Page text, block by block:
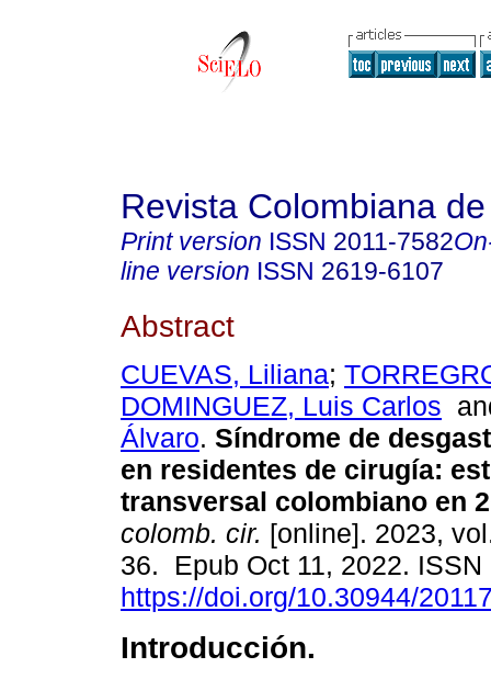
Revista Colombiana
Print version ISSN 2011-7582
line version ISSN 2619-6107
Abstract
CUEVAS, Liliana;
DOMINGUEZ, Luis Carlos
Álvaro. Síndrome de
en residentes de cirugía:
transversal colombiano en
colomb. cir. [online]. 2023,
36. Epub Oct 11, 2022.
https://doi.org/10.30944/
Introducción.